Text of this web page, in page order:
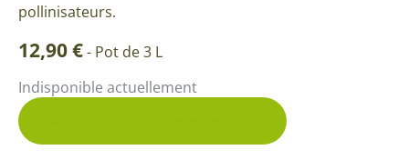
pollinisateurs.
12,90€- Pot de 3 L
Indisponible actuellement